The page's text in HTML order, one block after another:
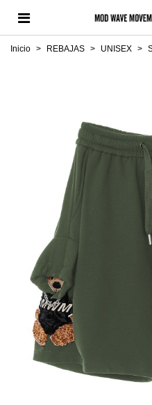
Inicio > REBAJAS > UNISEX >